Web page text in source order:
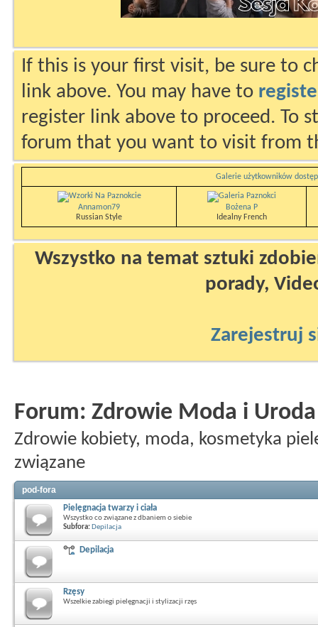
If this is your first visit, be sure to
link above. You may have to
register link above to proceed. To
forum that you want to visit from
Galerie użytkowników
Annamon79
Russian Style
Bożena P
Idealny French
Wszystko na temat sztuki
porady,
Zarejestruj
Forum: Zdrowie Moda i Uroda
Zdrowie kobiety, moda, kosmetyka
związane
pod-fora
Pielęgnacja twarzy i ciała
Wszystko co związane z dbaniem o siebie
Subfora: Depilacja
Depilacja
Rzęsy
Wszelkie zabiegi pielęgnacji i stylizacji rzęs